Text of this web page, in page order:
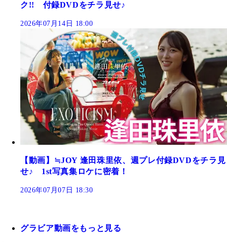
ク!! 付録DVDをチラ見せ♪
2026年07月14日 18:00
【動画】≒JOY 逢田珠里依、週プレ付録DVDをチラ見
せ♪ 1st写真集ロケに密着！
2026年07月07日 18:30
グラビア動画をもっと見る